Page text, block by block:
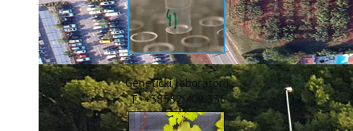
Genetički laboratorij
T: +38552 408 336